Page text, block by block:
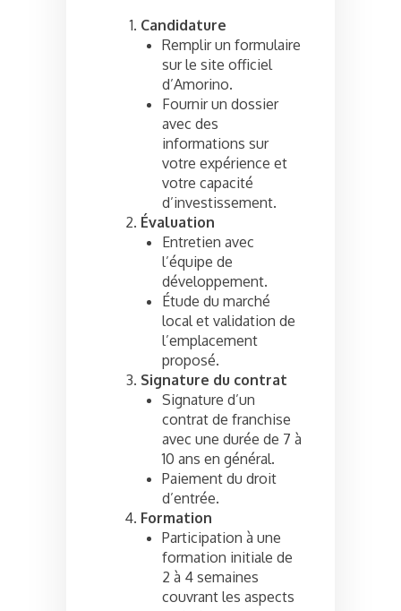
Candidature
Remplir un formulaire
sur le site officiel
d’Amorino.
Fournir un dossier
avec des
informations sur
votre expérience et
votre capacité
d’investissement.
Évaluation
Entretien avec
l’équipe de
développement.
Étude du marché
local et validation de
l’emplacement
proposé.
Signature du contrat
Signature d’un
contrat de franchise
avec une durée de 7 à
10 ans en général.
Paiement du droit
d’entrée.
Formation
Participation à une
formation initiale de
2 à 4 semaines
couvrant les aspects